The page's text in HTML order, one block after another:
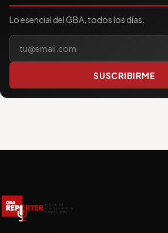
Lo esencial del GBA, todos los días.
Tu correo electrónico
SUSCRIBIRME